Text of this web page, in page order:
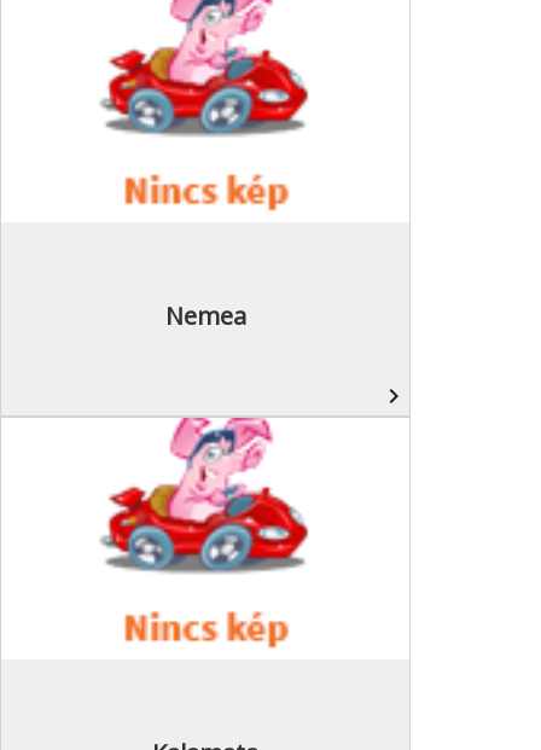
Nemea
navigate_next